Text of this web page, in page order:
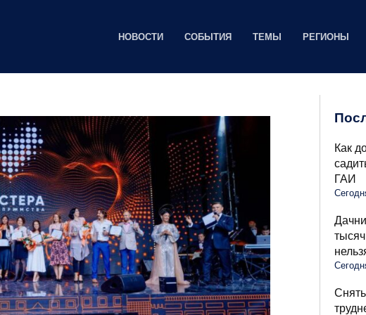
НОВОСТИ СОБЫТИЯ ТЕМЫ РЕГИОНЫ
Как
ГАИ